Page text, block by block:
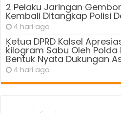
2 Pelaku Jaringan
Kembali Ditangkap Polisi
4 hari ago
Ķetua DPRD Kalsel
kilogram Sabu Oleh Polda
Bentuk Nyata Dukungan
4 hari ago